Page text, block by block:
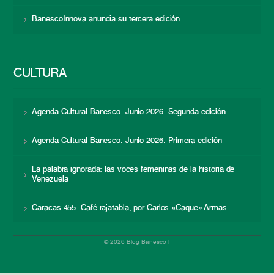
BanescoInnova anuncia su tercera edición
CULTURA
Agenda Cultural Banesco. Junio 2026. Segunda edición
Agenda Cultural Banesco. Junio 2026. Primera edición
La palabra ignorada: las voces femeninas de la historia de
Venezuela
Caracas 455: Café rajatabla, por Carlos «Caque» Armas
© 2026 Blog Banesco |